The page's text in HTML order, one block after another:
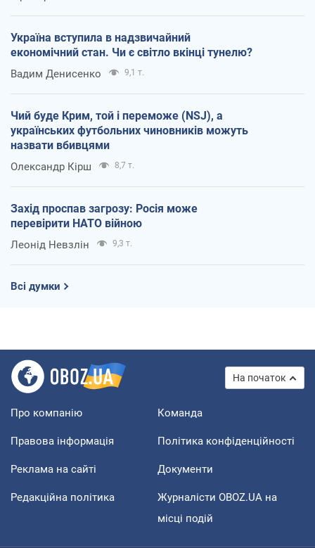
Україна вступила в надзвичайний
економічний стан. Чи є світло вкінці тунелю?
Вадим Денисенко 9,1 т.
Чий буде Крим, той і переможе (NSJ), а
українських футбольних чиновників можуть
назвати вбивцями
Олександр Кірш 8,7 т.
Захід проспав загрозу: Росія може
перевірити НАТО війною
Леонід Невзлін 9,3 т.
Всі думки
На початок
Про компанію Команда
Правова інформація Політика конфіденційності
Реклама на сайті Документи
Редакційна політика
Журналісти OBOZ.UA на
місці подій